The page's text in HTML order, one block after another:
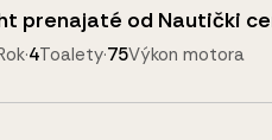
prenajaté od Nautički
·4Toalety·75Výkon motora